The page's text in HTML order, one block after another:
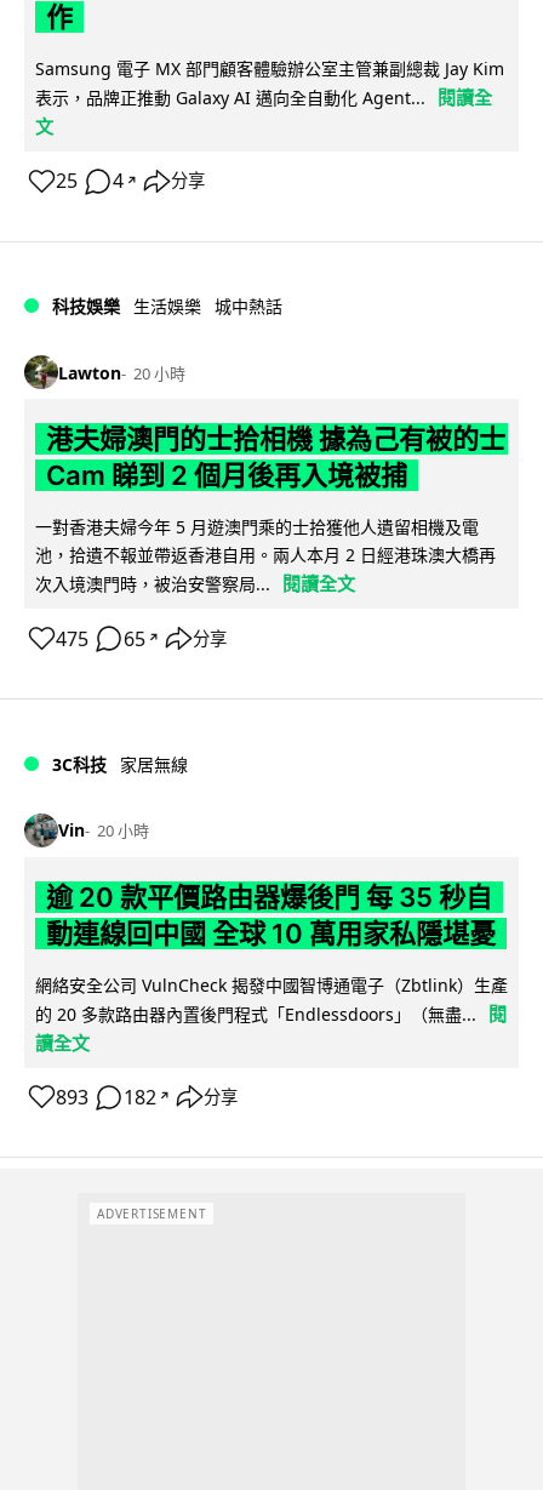
作
Samsung 電子 MX 部門顧客體驗辦公室主管兼副總裁 Jay Kim
表示，品牌正推動 Galaxy AI 邁向全自動化 Agent...
閱讀全
文
25 4 ↗ 分享
科技娛樂 生活娛樂 城中熱話
Lawton 20 小時
港夫婦澳門的士拾相機 據為己有被的士
Cam 睇到 2 個月後再入境被捕
一對香港夫婦今年 5 月遊澳門乘的士拾獲他人遺留相機及電
池，拾遺不報並帶返香港自用。兩人本月 2 日經港珠澳大橋再
次入境澳門時，被治安警察局...
閱讀全文
475 65 ↗ 分享
3C科技 家居無線
Vin 20 小時
逾 20 款平價路由器爆後門 每 35 秒自
動連線回中國 全球 10 萬用家私隱堪憂
網絡安全公司 VulnCheck 揭發中國智博通電子（Zbtlink）生產
的 20 多款路由器內置後門程式「Endlessdoors」（無盡...
閱
讀全文
893 182 ↗ 分享
ADVERTISEMENT